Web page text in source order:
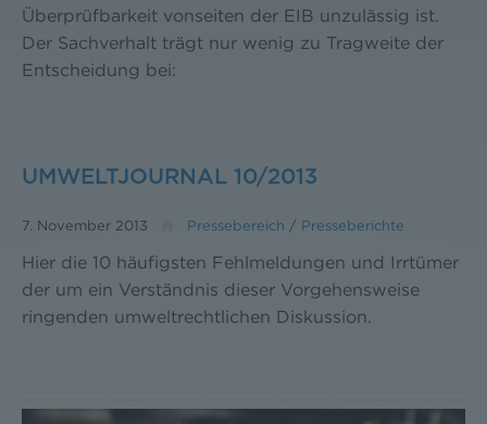
Überprüfbarkeit vonseiten der EIB unzulässig ist.
Der Sachverhalt trägt nur wenig zu Tragweite der
Entscheidung bei:
UMWELTJOURNAL 10/2013
7. November 2013 Pressebereich / Presseberichte
Hier die 10 häufigsten Fehlmeldungen und Irrtümer
der um ein Verständnis dieser Vorgehensweise
ringenden umweltrechtlichen Diskussion.